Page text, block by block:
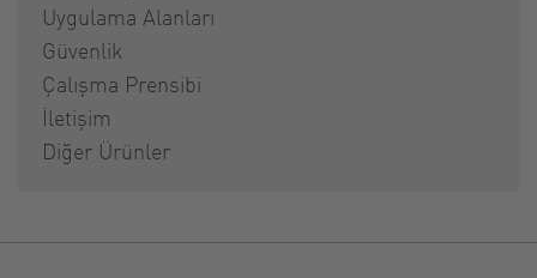
Uygulama Alanları
Güvenlik
Çalışma Prensibi
İletişim
Diğer Ürünler